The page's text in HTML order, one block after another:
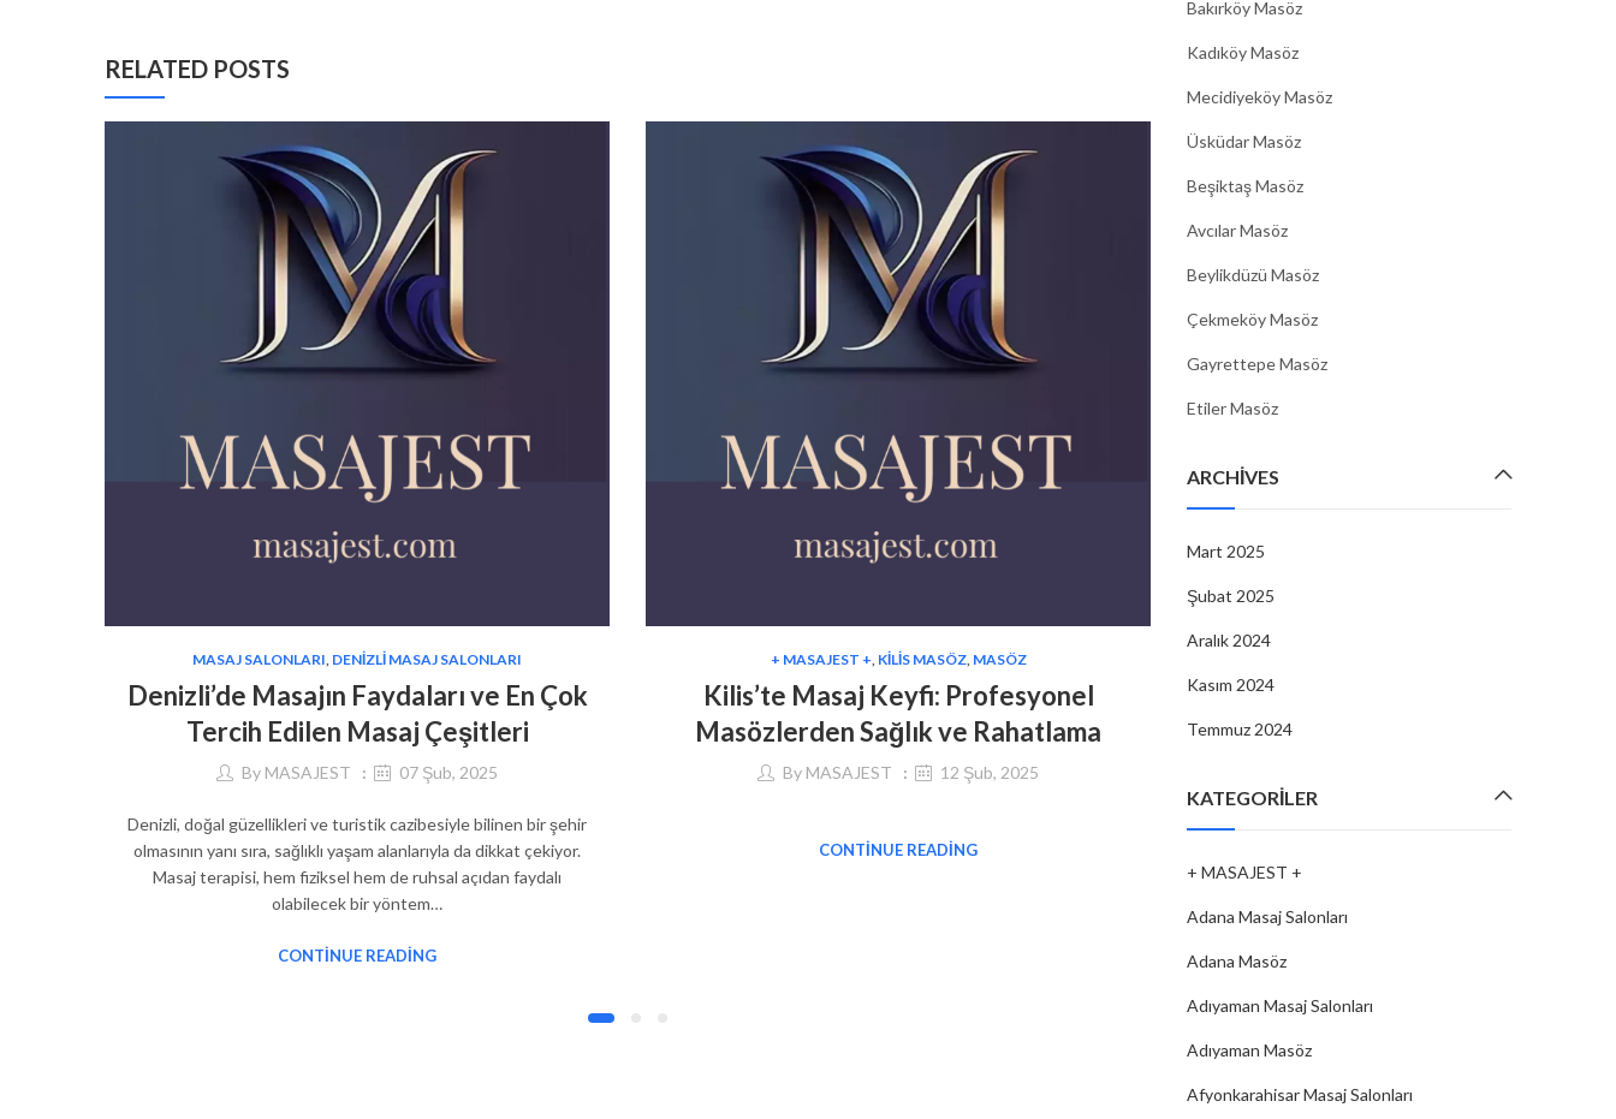
RELATED POSTS
MASAJ SALONLARI, DENIZLI MASAJ SALONLARI
Denizli’de Masajın Faydaları ve En Çok
Tercih Edilen Masaj Çeşitleri
By MASAJEST 07 Şub, 2025
Denizli, doğal güzellikleri ve turistik cazibesiyle bilinen bir şehir
olmasının yanı sıra, sağlıklı yaşam alanlarıyla da dikkat çekiyor.
Masaj terapisi, hem fiziksel hem de ruhsal açıdan faydalı
olabilecek bir yöntem…
CONTINUE READING
+ MASAJEST +, KILIS MASÖZ, MASÖZ
Kilis’te Masaj Keyfi: Profesyonel
Masözlerden Sağlık ve Rahatlama
By MASAJEST 12 Şub, 2025
CONTINUE READING
Kilis’teki Masaj Salonu
Kendinizi Yenileyin ve
Kilis’teki masaj salonları, hem sakin atmosferleri
rahatlatmak için mükemmel bir seçenek olabilir.
Bakırköy Masöz
Kadıköy Masöz
Mecidiyeköy Masöz
Üsküdar Masöz
Beşiktaş Masöz
Avcılar Masöz
Beylikdüzü Masöz
Çekmeköy Masöz
Gayrettepe Masöz
Etiler Masöz
ARCHIVES
Mart 2025
Şubat 2025
Aralık 2024
Kasım 2024
Temmuz 2024
KATEGORILER
+ MASAJEST +
Adana Masaj Salonları
Adana Masöz
Adıyaman Masaj Salonları
Adıyaman Masöz
Afyonkarahisar Masaj Salonları